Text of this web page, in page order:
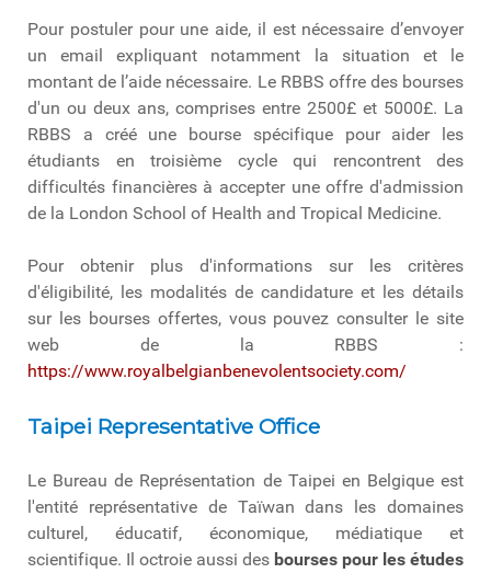
Pour postuler pour une aide, il est nécessaire d’envoyer
un email expliquant notamment la situation et le
montant de l’aide nécessaire. Le RBBS offre des bourses
d'un ou deux ans, comprises entre 2500£ et 5000£. La
RBBS a créé une bourse spécifique pour aider les
étudiants en troisième cycle qui rencontrent des
difficultés financières à accepter une offre d'admission
de la London School of Health and Tropical Medicine.
Pour obtenir plus d'informations sur les critères
d'éligibilité, les modalités de candidature et les détails
sur les bourses offertes, vous pouvez consulter le site
web de la RBBS :
https://www.royalbelgianbenevolentsociety.com/
Taipei Representative Office
Le Bureau de Représentation de Taipei en Belgique est
l'entité représentative de Taïwan dans les domaines
culturel, éducatif, économique, médiatique et
scientifique. Il octroie aussi des bourses pour les études